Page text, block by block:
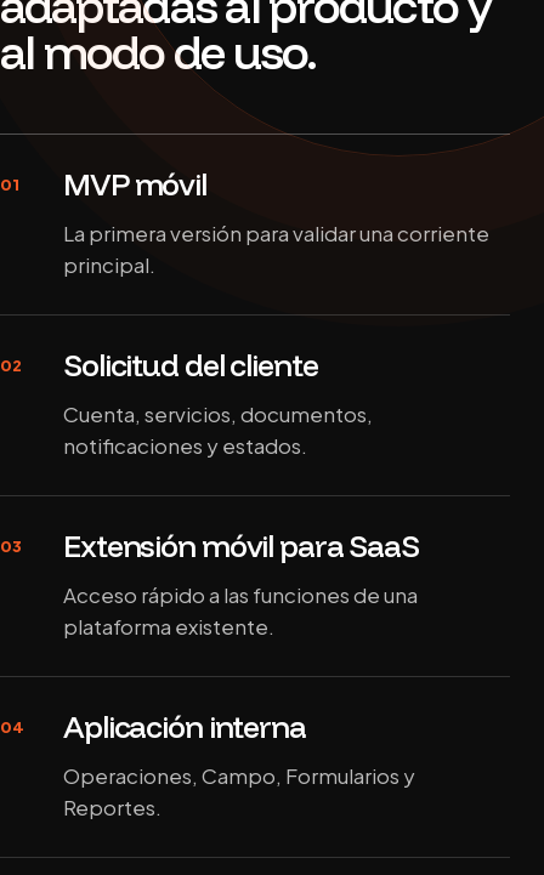
al modo de uso.
01 MVP móvil
La primera versión para validar una corriente
principal.
02 Solicitud del cliente
Cuenta, servicios, documentos,
notificaciones y estados.
03 Extensión móvil para SaaS
Acceso rápido a las funciones de una
plataforma existente.
04 Aplicación interna
Operaciones, Campo, Formularios y
Reportes.